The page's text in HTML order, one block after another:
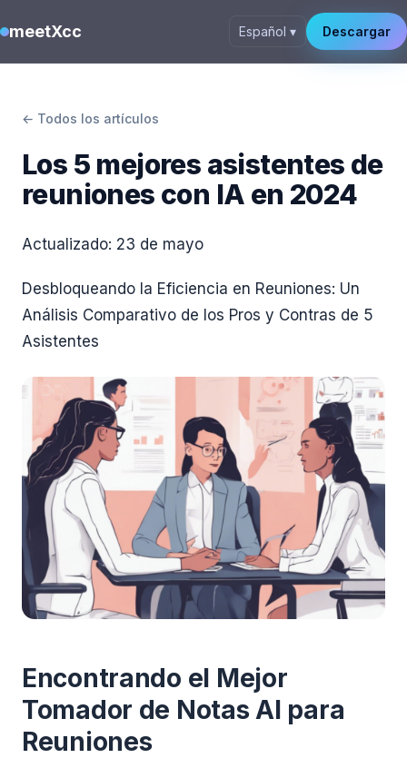
meetXcc Español ▾ Descargar
← Todos los artículos
Los 5 mejores asistentes de
reuniones con IA en 2024
Actualizado: 23 de mayo
Desbloqueando la Eficiencia en Reuniones: Un
Análisis Comparativo de los Pros y Contras de 5
Asistentes
Encontrando el Mejor
Tomador de Notas AI para
Reuniones